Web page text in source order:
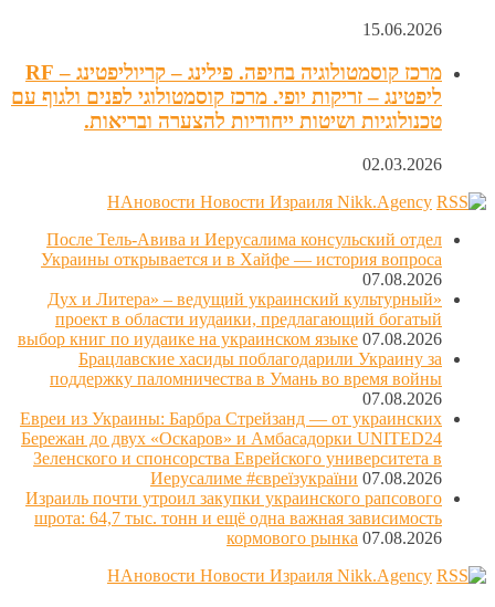
15.06.2026
מרכז קוסמטולוגיה בחיפה. פילינג – קריוליפטינג – RF
ליפטינג – זריקות יופי. מרכז קוסמטולוגי לפנים ולגוף עם
טכנולוגיות ושיטות ייחודיות להצערה ובריאות.
02.03.2026
НАновости Новости Израиля Nikk.Agency
После Тель-Авива и Иерусалима консульский отдел
Украины открывается и в Хайфе — история вопроса
07.08.2026
«Дух и Литера» – ведущий украинский культурный
проект в области иудаики, предлагающий богатый
выбор книг по иудаике на украинском языке 07.08.2026
Брацлавские хасиды поблагодарили Украину за
поддержку паломничества в Умань во время войны
07.08.2026
Евреи из Украины: Барбра Стрейзанд — от украинских
Бережан до двух «Оскаров» и Амбасадорки UNITED24
Зеленского и спонсорства Еврейского университета в
Иерусалиме #євреїзукраїни 07.08.2026
Израиль почти утроил закупки украинского рапсового
шрота: 64,7 тыс. тонн и ещё одна важная зависимость
кормового рынка 07.08.2026
НАновости Новости Израиля Nikk.Agency